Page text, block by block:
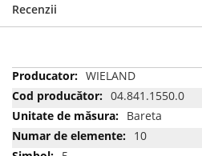
Recenzii
Mai
multe
informatii
WIELAND
04.841.1550.0
Bareta
10